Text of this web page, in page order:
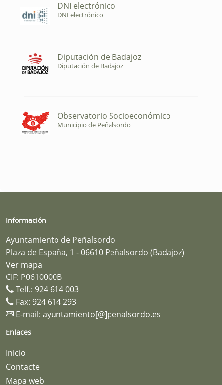
DNI electrónico
DNI electrónico
Diputación de Badajoz
Diputación de Badajoz
Observatorio Socioeconómico
Municipio de Peñalsordo
Información
Ayuntamiento de Peñalsordo
Plaza de España, 1 - 06610 Peñalsordo (Badajoz)
Ver mapa
CIF: P0610000B
Telf.: 924 614 003
Fax: 924 614 293
E-mail: ayuntamiento[@]penalsordo.es
Enlaces
Inicio
Contacte
Mapa web